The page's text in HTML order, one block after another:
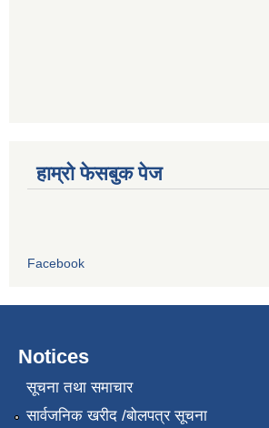
हाम्रो फेसबुक पेज
Facebook
Notices
सूचना तथा समाचार
सार्वजनिक खरीद /बोलपत्र सूचना